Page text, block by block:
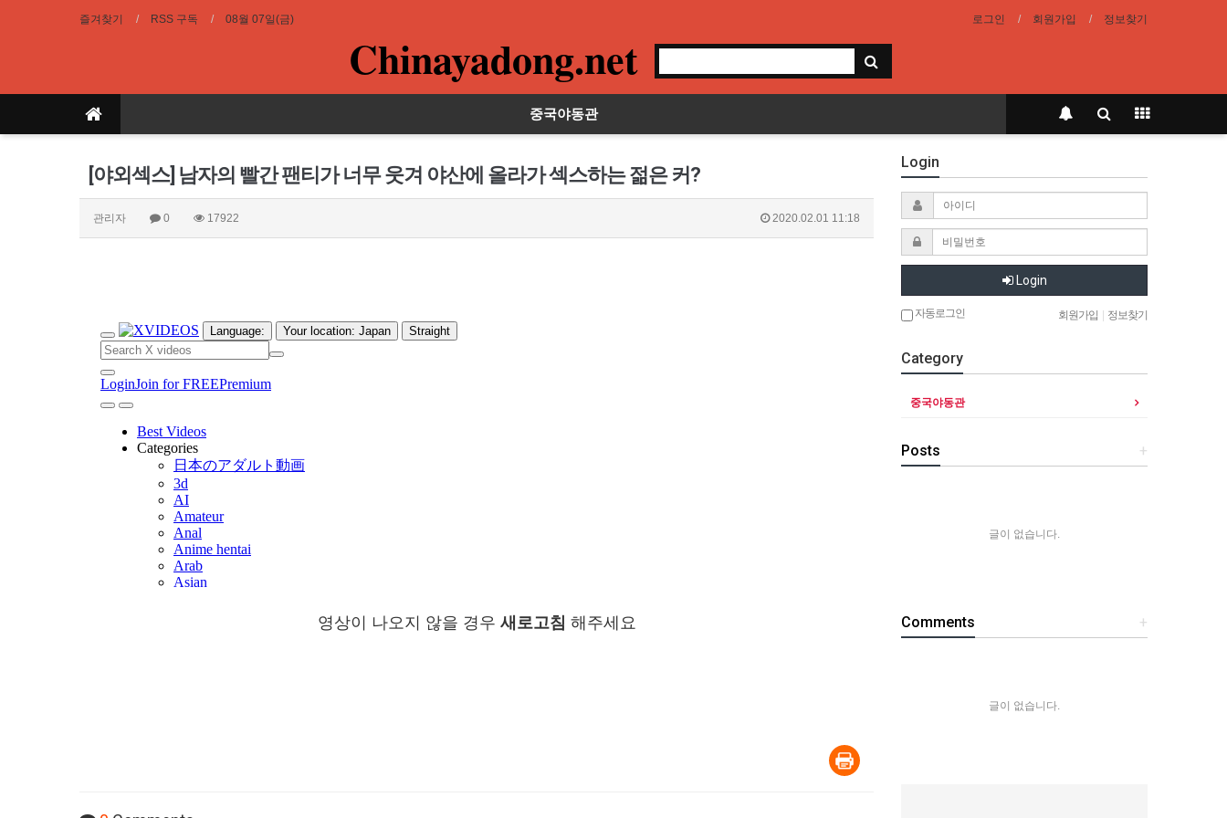
즐겨찾기 RSS 구독 08월 07일(금) 로그인 회원가입 정보찾기
Chinayadong.net
중국야동관
[야외섹스] 남자의 빨간 팬티가 너무 웃겨 야산에 올라가 섹스하는 젊은 커?
관리자 0 17922 2020.02.01 11:18
영상이 나오지 않을 경우 새로고침 해주세요
Login
Login
자동로그인 회원가입 정보찾기
Category
중국야동관
+
Posts
글이 없습니다.
+
Comments
글이 없습니다.